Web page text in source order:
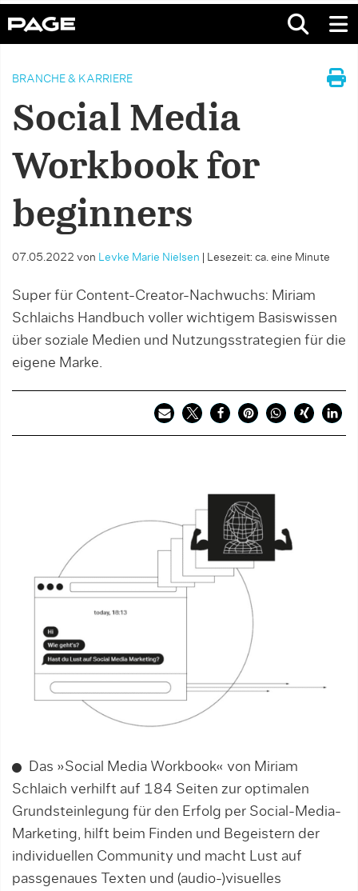
BRANCHE & KARRIERE
Social Media
Workbook for
beginners
07.05.2022 von Levke Marie Nielsen Lesezeit: ca. eine Minute
Super für Content-Creator-Nachwuchs: Miriam
Schlaichs Handbuch voller wichtigem Basiswissen
über soziale Medien und Nutzungsstrategien für die
eigene Marke.
Das »Social Media Workbook« von Miriam
Schlaich verhilft auf 184 Seiten zur optimalen
Grundsteinlegung für den Erfolg per Social-Media-
Marketing, hilft beim Finden und Begeistern der
individuellen Community und macht Lust auf
passgenaues Texten und (audio-)visuelles